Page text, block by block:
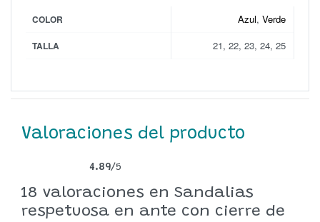
COLOR Azul, Verde
TALLA 21, 22, 23, 24, 25
Valoraciones del producto
4.89/5
18 valoraciones en Sandalias
respetuosa en ante con cierre de